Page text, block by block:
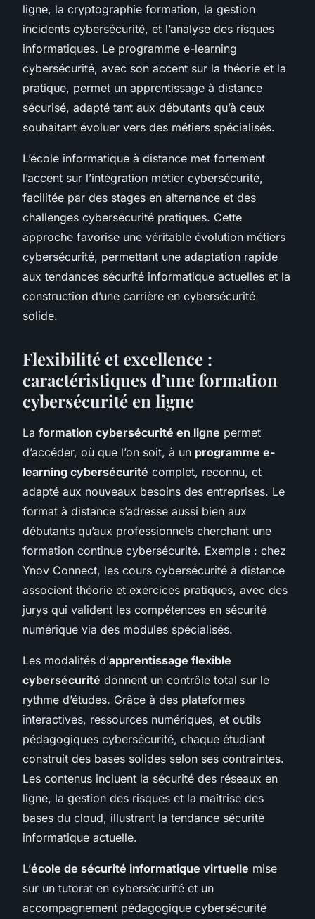
ligne, la cryptographie formation, la gestion
incidents cybersécurité, et l’analyse des risques
informatiques. Le programme e-learning
cybersécurité, avec son accent sur la théorie et la
pratique, permet un apprentissage à distance
sécurisé, adapté tant aux débutants qu’à ceux
souhaitant évoluer vers des métiers spécialisés.
L’école informatique à distance met fortement
l’accent sur l’intégration métier cybersécurité,
facilitée par des stages en alternance et des
challenges cybersécurité pratiques. Cette
approche favorise une véritable évolution métiers
cybersécurité, permettant une adaptation rapide
aux tendances sécurité informatique actuelles et la
construction d’une carrière en cybersécurité
solide.
Flexibilité et excellence :
caractéristiques d’une formation
cybersécurité en ligne
La formation cybersécurité en ligne permet
d’accéder, où que l’on soit, à un programme e-
learning cybersécurité complet, reconnu, et
adapté aux nouveaux besoins des entreprises. Le
format à distance s’adresse aussi bien aux
débutants qu’aux professionnels cherchant une
formation continue cybersécurité. Exemple : chez
Ynov Connect, les cours cybersécurité à distance
associent théorie et exercices pratiques, avec des
jurys qui valident les compétences en sécurité
numérique via des modules spécialisés.
Les modalités d’apprentissage flexible
cybersécurité donnent un contrôle total sur le
rythme d’études. Grâce à des plateformes
interactives, ressources numériques, et outils
pédagogiques cybersécurité, chaque étudiant
construit des bases solides selon ses contraintes.
Les contenus incluent la sécurité des réseaux en
ligne, la gestion des risques et la maîtrise des
bases du cloud, illustrant la tendance sécurité
informatique actuelle.
L’école de sécurité informatique virtuelle mise
sur un tutorat en cybersécurité et un
accompagnement pédagogique cybersécurité